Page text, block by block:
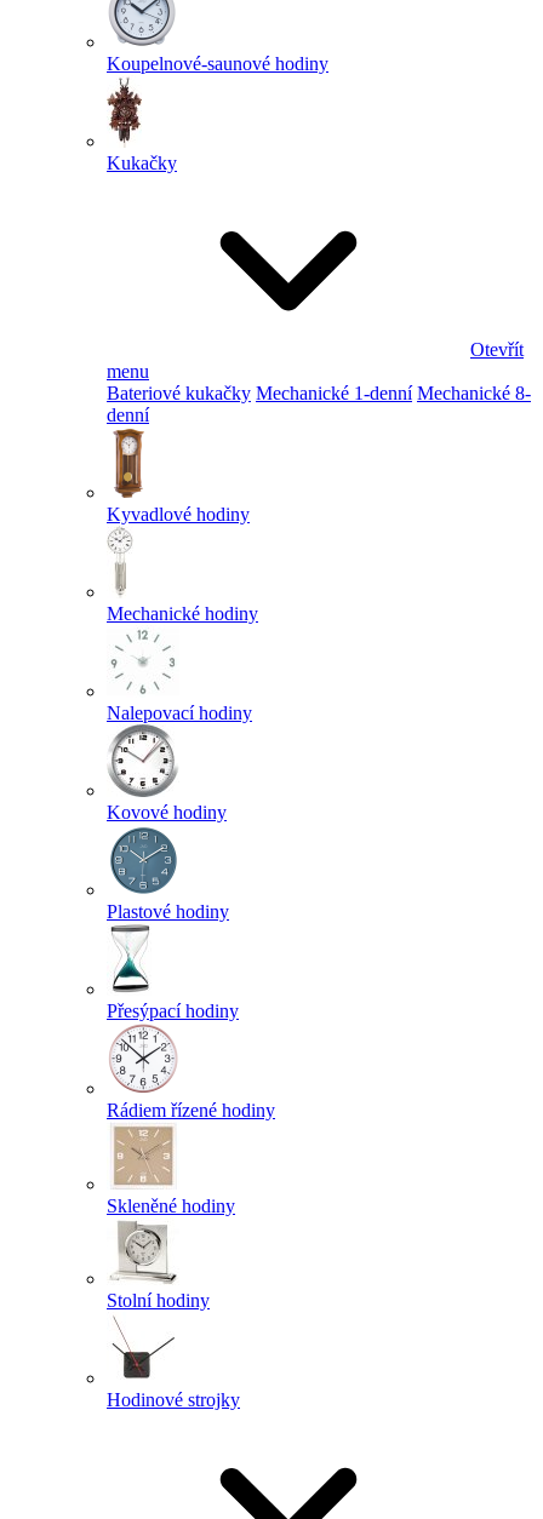
Koupelnové-saunové hodiny
Kukačky
Otevřít
menu
Bateriové kukačky Mechanické 1-denní Mechanické 8-
denní
Kyvadlové hodiny
Mechanické hodiny
Nalepovací hodiny
Kovové hodiny
Plastové hodiny
Přesýpací hodiny
Rádiem řízené hodiny
Skleněné hodiny
Stolní hodiny
Hodinové strojky